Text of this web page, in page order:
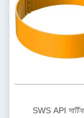
SWS API